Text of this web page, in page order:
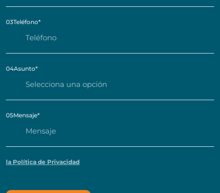
03Teléfono*
04Asunto*
05Mensaje*
la Política de Privacidad